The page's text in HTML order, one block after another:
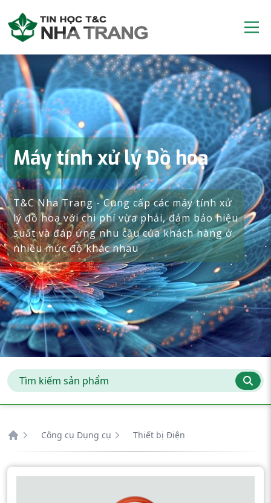
Công cụ Dụng cụ Thiết bị Điện